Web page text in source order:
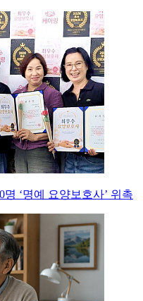
‘명예 요양보호사’ 위촉